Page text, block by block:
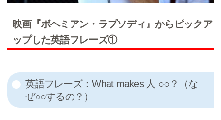
映画『ボヘミアン・ラプソディ』からピックア
ップした英語フレーズ①
英語フレーズ：What makes 人 ○○？（な
ぜ○○するの？）